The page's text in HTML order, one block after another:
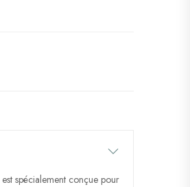
est spécialement conçue pour